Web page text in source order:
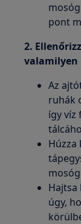
pont
2.
Az
ruhák
így víz
Húzza
Hajtsa
úgy,